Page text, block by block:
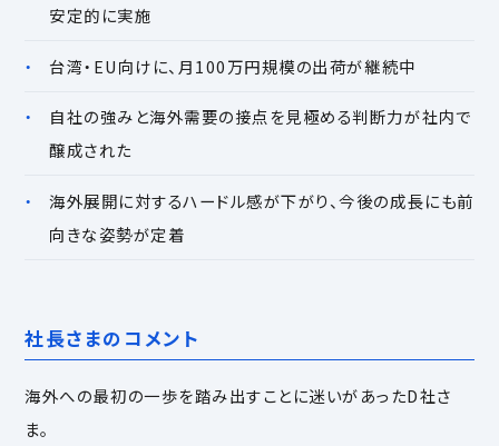
安定的に実施
台湾・EU向けに、月100万円規模の出荷が継続中
自社の強みと海外需要の接点を見極める判断力が社内で
醸成された
海外展開に対するハードル感が下がり、今後の成長にも前
向きな姿勢が定着
社長さまのコメント
海外への最初の一歩を踏み出すことに迷いがあったD社さ
ま。